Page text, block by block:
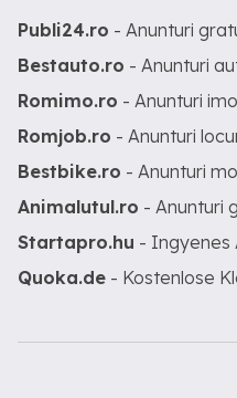
Publi24.ro - Anunturi
Bestauto.ro - Anunturi
Romimo.ro - Anunturi
Romjob.ro - Anunturi
Bestbike.ro - Anunturi
Animalutul.ro - Anunturi
Startapro.hu - Ingyenes
Quoka.de - Kostenlose